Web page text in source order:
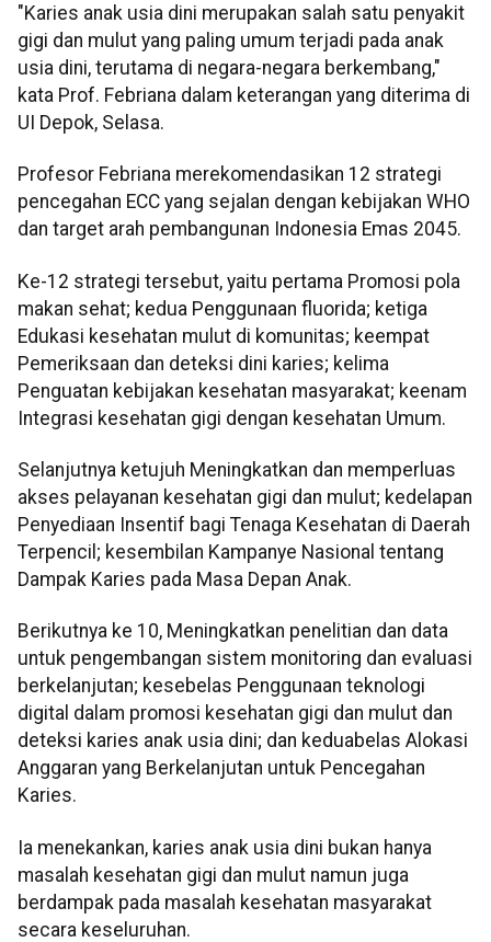
"Karies anak usia dini merupakan salah satu penyakit
gigi dan mulut yang paling umum terjadi pada anak
usia dini, terutama di negara-negara berkembang,"
kata Prof. Febriana dalam keterangan yang diterima di
UI Depok, Selasa.
Profesor Febriana merekomendasikan 12 strategi
pencegahan ECC yang sejalan dengan kebijakan WHO
dan target arah pembangunan Indonesia Emas 2045.
Ke-12 strategi tersebut, yaitu pertama Promosi pola
makan sehat; kedua Penggunaan fluorida; ketiga
Edukasi kesehatan mulut di komunitas; keempat
Pemeriksaan dan deteksi dini karies; kelima
Penguatan kebijakan kesehatan masyarakat; keenam
Integrasi kesehatan gigi dengan kesehatan Umum.
Selanjutnya ketujuh Meningkatkan dan memperluas
akses pelayanan kesehatan gigi dan mulut; kedelapan
Penyediaan Insentif bagi Tenaga Kesehatan di Daerah
Terpencil; kesembilan Kampanye Nasional tentang
Dampak Karies pada Masa Depan Anak.
Berikutnya ke 10, Meningkatkan penelitian dan data
untuk pengembangan sistem monitoring dan evaluasi
berkelanjutan; kesebelas Penggunaan teknologi
digital dalam promosi kesehatan gigi dan mulut dan
deteksi karies anak usia dini; dan keduabelas Alokasi
Anggaran yang Berkelanjutan untuk Pencegahan
Karies.
Ia menekankan, karies anak usia dini bukan hanya
masalah kesehatan gigi dan mulut namun juga
berdampak pada masalah kesehatan masyarakat
secara keseluruhan.